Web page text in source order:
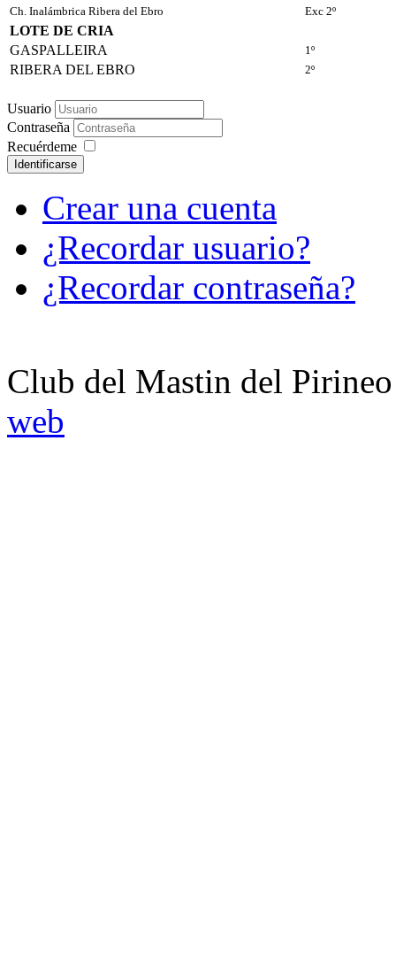
Ch. Inalámbrica Ribera del Ebro
Exc 2º
LOTE DE CRIA
GASPALLEIRA
1º
RIBERA DEL EBRO 2º
Usuario
Contraseña
Recuérdeme
Identificarse
Crear una cuenta
¿Recordar usuario?
¿Recordar contraseña?
Club del Mastin del
web